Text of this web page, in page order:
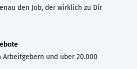
den Job, der wirklich zu Dir
Arbeitgebern und über 20.000